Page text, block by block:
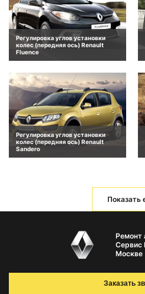
Регулировка углов установки
колес (передняя ось) Renault
Fluence
Регулировка углов установки
колес (передняя ось) Renault
Sandero
Показать
Ремонт
Сервис
Москве
Заказать